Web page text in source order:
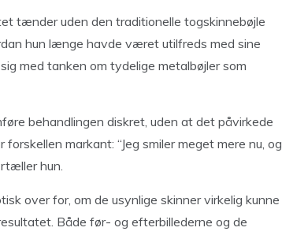
tænder uden den traditionelle togskinnebøjle
hun længe havde været utilfreds med sine
med tanken om tydelige metalbøjler som
behandlingen diskret, uden at det påvirkede
markant: “Jeg smiler meget mere nu, og
hun.
over for, om de usynlige skinner virkelig kunne
Både før- og efterbillederne og de